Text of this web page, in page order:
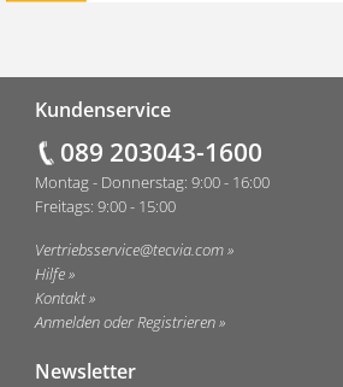
Kundenservice
089 203043-1600
Montag - Donnerstag: 9:00 - 16:00
Freitags: 9:00 - 15:00
Vertriebsservice@tecvia.com
Hilfe
Kontakt
Anmelden oder Registrieren
Newsletter